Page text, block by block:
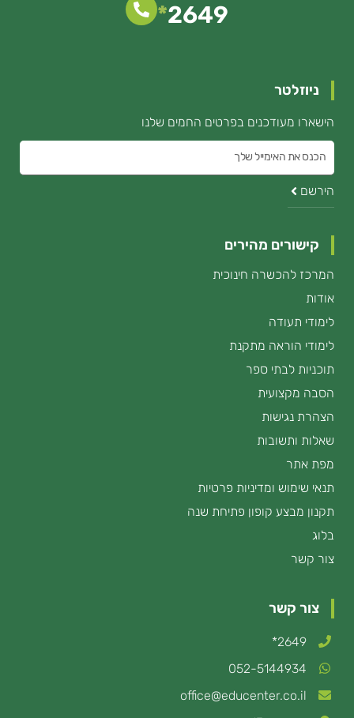
2649
*
קישורים מהירים
המרכז להכשרה חינוכית
אודות
לימודי תעודה
לימודי הוראה מתקנת
תוכניות לבתי ספר
הסבה מקצועית
הצהרת נגישות
שאלות ותשובות
מפת אתר
תנאי שימוש ומדיניות פרטיות
תקנון מבצע קופון פתיחת שנה
בלוג
צור קשר
צור קשר
2649*
052-5144934
office@educenter.co.il
ניוזלטר
הישארו מעודכנים בפרטים החמים שלנו
את
האימייל
הירשם